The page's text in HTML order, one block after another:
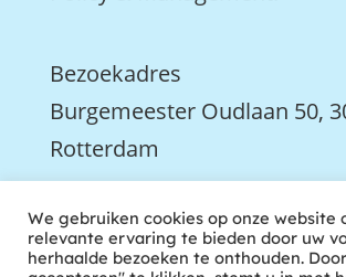
Bezoekadres
Burgemeester Oudlaan 50,
Rotterdam
 We zijn ook actief
We gebruiken cookies op onze website
relevante ervaring te bieden door uw
herhaalde bezoeken te onthouden.